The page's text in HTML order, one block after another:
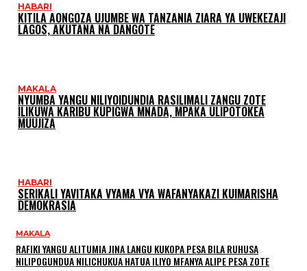
HABARI
KITILA AONGOZA UJUMBE WA TANZANIA ZIARA YA UWEKEZAJI
LAGOS, AKUTANA NA DANGOTE
MAKALA
NYUMBA YANGU NILIYOIDUNDIA RASILIMALI ZANGU ZOTE
ILIKUWA KARIBU KUPIGWA MNADA, MPAKA ULIPOTOKEA
MUUJIZA
HABARI
SERIKALI YAVITAKA VYAMA VYA WAFANYAKAZI KUIMARISHA
DEMOKRASIA
MAKALA
RAFIKI YANGU ALITUMIA JINA LANGU KUKOPA PESA BILA RUHUSA
NILIPOGUNDUA NILICHUKUA HATUA ILIYO MFANYA ALIPE PESA ZOTE